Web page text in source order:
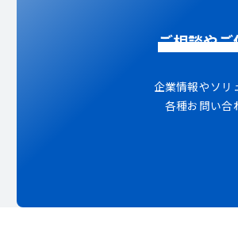
ご相談や
企業情報やソリ
各種お問い合